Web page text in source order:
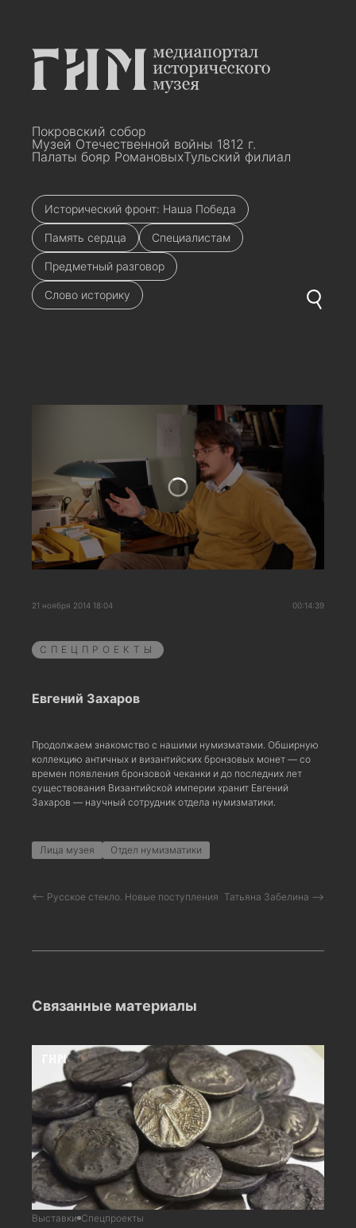
Покровский собор
Музей Отечественной войны 1812 г.
Палаты бояр РомановыхТульский филиал
Исторический фронт: Наша Победа
Память сердца Специалистам
Предметный разговор
Слово историку
21 ноября 2014 18:04 00:14:39
СПЕЦПРОЕКТЫ
Евгений Захаров
Продолжаем знакомство с нашими нумизматами. Обширную
коллекцию античных и византийских бронзовых монет — со
времен появления бронзовой чеканки и до последних лет
существования Византийской империи хранит Евгений
Захаров — научный сотрудник отдела нумизматики.
Лица музея Отдел нумизматики
⟵ Русское стекло. Новые поступления Татьяна Забелина ⟶
Связанные материалы
Выставки Спецпроекты